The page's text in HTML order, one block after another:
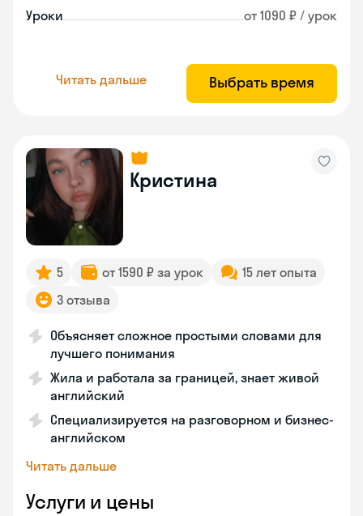
Уроки от 1090 ₽ / урок
Читать дальше Выбрать время
Кристина
5 от 1590 ₽ за урок
15 лет опыта
3 отзыва
Объясняет сложное простыми словами для
лучшего понимания
Жила и работала за границей, знает живой
английский
Специализируется на разговорном и бизнес-
английском
Читать дальше
Услуги и цены